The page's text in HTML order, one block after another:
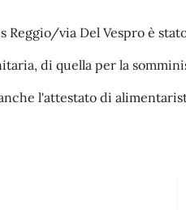
Reggio/via Del Vespro è
di quella per la
l'attestato di